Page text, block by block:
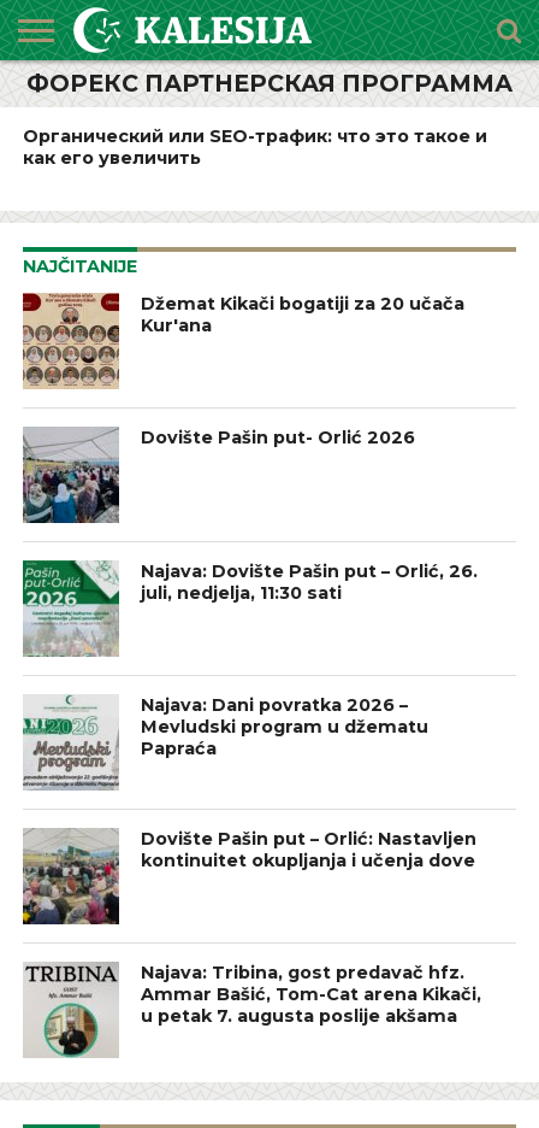
POČETNA
O
DŽEMATI
IMAMI
MEKTEBSKI
VIJESTI
HUTBE
NAJAVE
KALENDAR
KONTAKT
ФОРЕКС ПАРТНЕРСКАЯ ПРОГРАММА
Органический или SEO-трафик: что это такое и
как его увеличить
NAJČITANIJE
Džemat Kikači bogatiji za 20 učača
Kur'ana
Dovište Pašin put- Orlić 2026
Najava: Dovište Pašin put – Orlić, 26.
juli, nedjelja, 11:30 sati
Najava: Dani povratka 2026 –
Mevludski program u džematu
Papraća
Dovište Pašin put – Orlić: Nastavljen
kontinuitet okupljanja i učenja dove
Najava: Tribina, gost predavač hfz.
Ammar Bašić, Tom-Cat arena Kikači,
u petak 7. augusta poslije akšama